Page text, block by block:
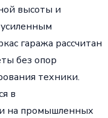
высоты и
гаража рассчитан
без опор
техники.
в
и на промышленных